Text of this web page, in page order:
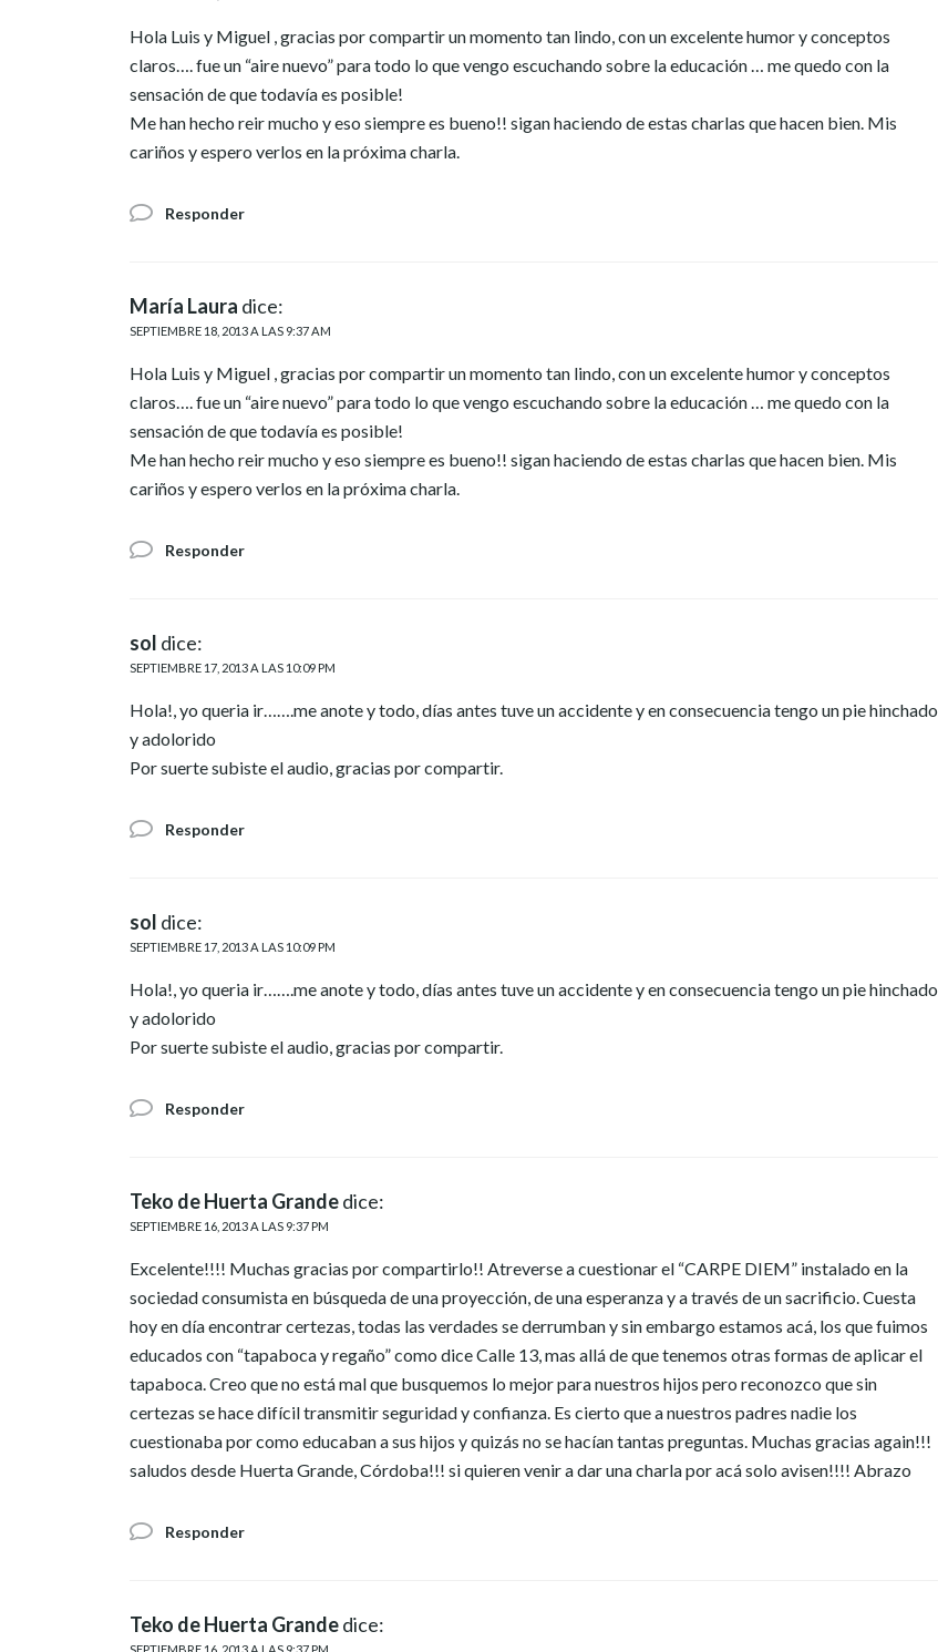
Hola Luis y Miguel , gracias por compartir un momento tan lindo, con un excelente humor y conceptos
claros…. fue un “aire nuevo” para todo lo que vengo escuchando sobre la educación … me quedo con la
sensación de que todavía es posible!
Me han hecho reir mucho y eso siempre es bueno!! sigan haciendo de estas charlas que hacen bien. Mis
cariños y espero verlos en la próxima charla.
Responder
María Laura dice:
SEPTIEMBRE 18, 2013 A LAS 9:37 AM
Hola Luis y Miguel , gracias por compartir un momento tan lindo, con un excelente humor y conceptos
claros…. fue un “aire nuevo” para todo lo que vengo escuchando sobre la educación … me quedo con la
sensación de que todavía es posible!
Me han hecho reir mucho y eso siempre es bueno!! sigan haciendo de estas charlas que hacen bien. Mis
cariños y espero verlos en la próxima charla.
Responder
sol dice:
SEPTIEMBRE 17, 2013 A LAS 10:09 PM
Hola!, yo queria ir…….me anote y todo, días antes tuve un accidente y en consecuencia tengo un pie hinchado
y adolorido
Por suerte subiste el audio, gracias por compartir.
Responder
sol dice:
SEPTIEMBRE 17, 2013 A LAS 10:09 PM
Hola!, yo queria ir…….me anote y todo, días antes tuve un accidente y en consecuencia tengo un pie hinchado
y adolorido
Por suerte subiste el audio, gracias por compartir.
Responder
Teko de Huerta Grandedice:
SEPTIEMBRE 16, 2013 A LAS 9:37 PM
Excelente!!!! Muchas gracias por compartirlo!! Atreverse a cuestionar el “CARPE DIEM” instalado en la
sociedad consumista en búsqueda de una proyección, de una esperanza y a través de un sacrificio. Cuesta
hoy en día encontrar certezas, todas las verdades se derrumban y sin embargo estamos acá, los que fuimos
educados con “tapaboca y regaño” como dice Calle 13, mas allá de que tenemos otras formas de aplicar el
tapaboca. Creo que no está mal que busquemos lo mejor para nuestros hijos pero reconozco que sin
certezas se hace difícil transmitir seguridad y confianza. Es cierto que a nuestros padres nadie los
cuestionaba por como educaban a sus hijos y quizás no se hacían tantas preguntas. Muchas gracias again!!!
saludos desde Huerta Grande, Córdoba!!! si quieren venir a dar una charla por acá solo avisen!!!! Abrazo
Responder
Teko de Huerta Grandedice: